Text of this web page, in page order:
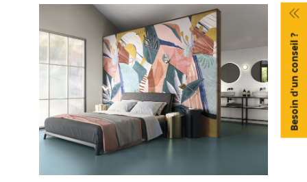
Besoin d'un conseil ?